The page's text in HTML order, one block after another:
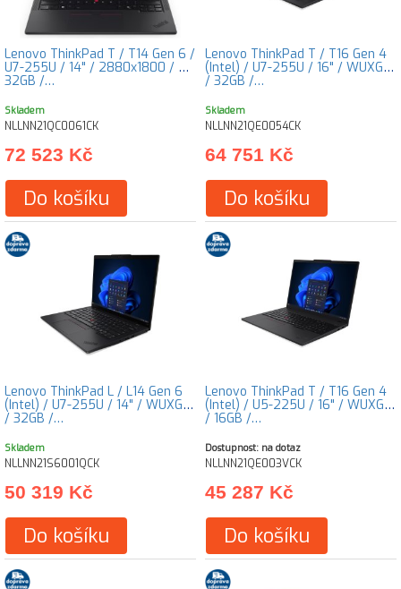
Lenovo ThinkPad T / T14 Gen 6 /
U7-255U / 14" / 2880x1800 / T /
32GB /…
Skladem
NLLNN21QC0061CK
72 523 Kč
Do košíku
Lenovo ThinkPad T / T16 Gen 4
(Intel) / U7-255U / 16" / WUXGA
/ 32GB /…
Skladem
NLLNN21QE0054CK
64 751 Kč
Do košíku
Lenovo ThinkPad L / L14 Gen 6
(Intel) / U7-255U / 14" / WUXGA
/ 32GB /…
Skladem
NLLNN21S6001QCK
50 319 Kč
Do košíku
Lenovo ThinkPad T / T16 Gen 4
(Intel) / U5-225U / 16" / WUXGA
/ 16GB /…
Dostupnost: na dotaz
NLLNN21QE003VCK
45 287 Kč
Do košíku